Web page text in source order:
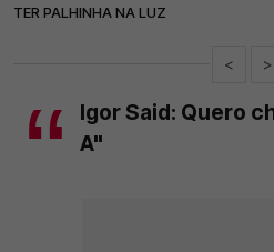
TER PALHINHA NA LUZ
< >
Igor Said: Quero
A"